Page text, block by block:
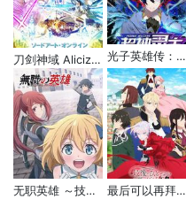
刀剑神域 Alicization篇 War of Underworld 第二季 光子英雄传：超神灵主 动态漫
无职英雄 ～技能什么的毫无用处～ 最后可以再拜托您一件事吗？